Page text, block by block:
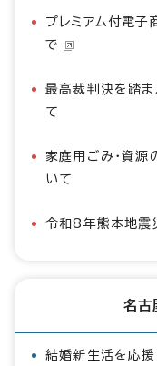
プレミアム付電子
で
最高裁判決を踏
て
家庭用ごみ・資
いて
令和8年熊本地震
名古
結婚新生活を応